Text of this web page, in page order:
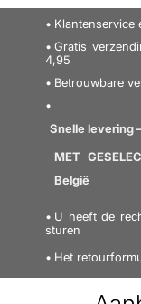
reiniging van de
sonische
voor een
meer tandplak
Ordo Sonic+
verschillende
Care en
minuten en een
is de ideale
tanden
Klanten
Klantenservice
Gratis
4,95
Betrouwbare
Snelle levering
MET
België
U heeft de
sturen
Het